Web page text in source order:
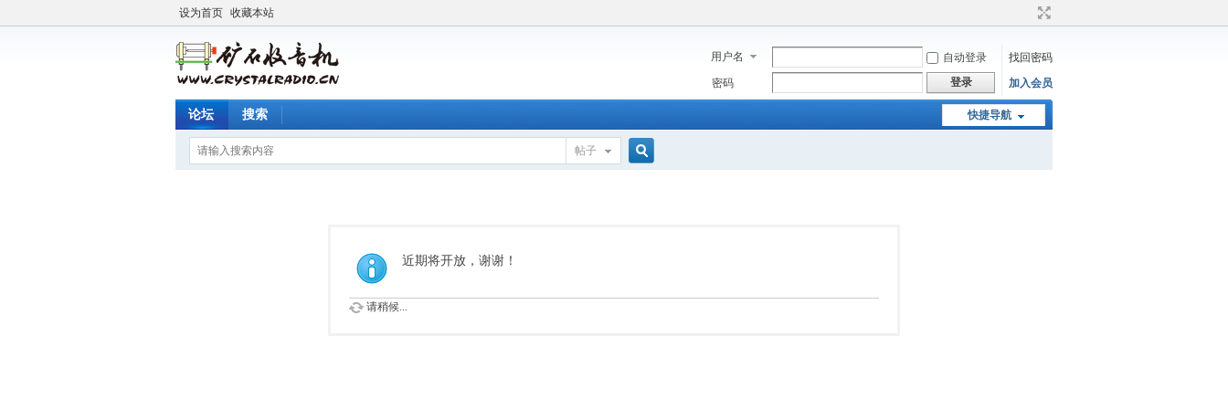
设为首页 收藏本站
用户名 自动登录
找回密码
密码
登录 加入会员
快捷导航
论坛 搜索
帖子
近期将开放，谢谢！
请稍候...